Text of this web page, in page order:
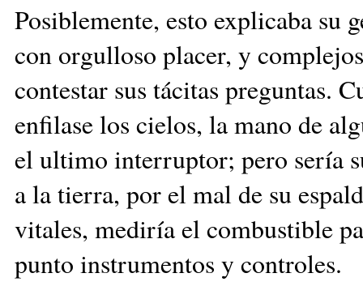
Posiblemente, esto explicaba su
con orgulloso placer, y
contestar sus tácitas preguntas.
enfilase los cielos, la mano de
el ultimo interruptor; pero sería
a la tierra, por el mal de su
vitales, mediría el combustible
punto instrumentos y controles.